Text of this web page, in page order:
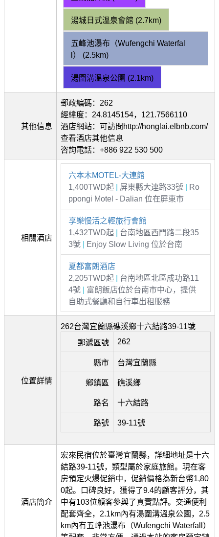
湯城日式溫泉會館 (2.7km)
五峰池瀑布（Wufengchi Waterfal
l） (2.5km)
湯圍溝溫泉公園 (2.1km)
其他信息
郵政編碼：262
經緯度：24.8145154，121.7566110
酒店網站：可訪問http://honglai.elbnb.com/
查看酒店其他信息
咨詢電話：+886 922 530 500
相關酒店
六本木MOTEL-大連館
1,400TWD起
屏東縣大連路33號
Ro
ppongi Motel - Dalian 位在屏東市
享樂慢活之輕旅行會館
1,432TWD起
台南地區西門路二段35
3號
Enjoy Slow Living 位於台南
夏都富朗酒店
2,205TWD起
台南地區北區成功路11
4號
富朗飯店位於台南市中心，提供
自助式餐廳和自行車出租服務
位置詳情
262台灣宜蘭縣礁溪鄉十六結路39-11號
郵遞區號
262
縣市 台灣宜蘭縣
鄉鎮區 礁溪鄉
路名 十六結路
路號 39-11號
酒店簡介
宏來民宿位於臺灣宜蘭縣，詳細地址是十六
結路39-11號，類型屬於家庭旅館。現在客
房預定火爆促銷中，促銷價格為新台幣1,80
0起。口碑良好，獲得了9.4的顧客評分，其
中有103位顧客參與了真實點評。交通便利
配套齊全，2.1km內有湯圍溝溫泉公園，2.5
km內有五峰池瀑布（Wufengchi Waterfall）